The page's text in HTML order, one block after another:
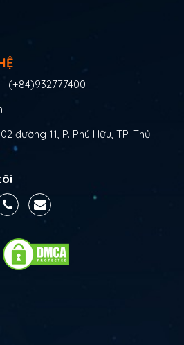
– (+84)932777400
đường 11, P. Phú Hữu, TP. Thủ